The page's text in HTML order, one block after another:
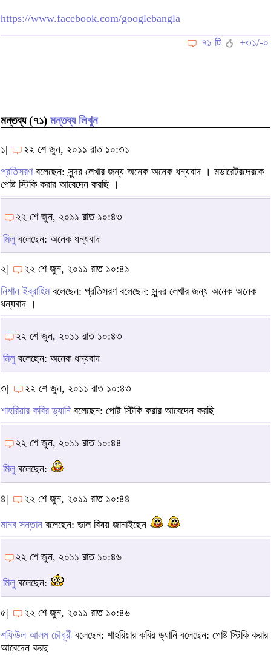
https://www.facebook.com/googlebangla
৭১ টি
+৩১/-০
মন্তব্য (৭১) মন্তব্য লিখুন
১|
২২ শে জুন, ২০১১ রাত ১০:৩১
প্রতিসরণবলেছেন: সুন্দর লেখার জন্য অনেক অনেক ধন্যবাদ । মডারেটরদেরকে
পোষ্ট স্টিকি করার আবেদেন করছি ।
২২ শে জুন, ২০১১ রাত ১০:৪৩
মিলু বলেছেন: অনেক ধন্যবাদ
২|
২২ শে জুন, ২০১১ রাত ১০:৪১
নিশান ইব্রাহিমবলেছেন: প্রতিসরণ বলেছেন: সুন্দর লেখার জন্য অনেক অনেক
ধন্যবাদ ।
২২ শে জুন, ২০১১ রাত ১০:৪৩
মিলু বলেছেন: অনেক ধন্যবাদ
৩|
২২ শে জুন, ২০১১ রাত ১০:৪৩
শাহরিয়ার কবির ড্যানি বলেছেন: পোষ্ট স্টিকি করার আবেদেন করছি
২২ শে জুন, ২০১১ রাত ১০:৪৪
মিলু বলেছেন:
৪| ২২ শে জুন, ২০১১ রাত ১০:৪৪
মানব সন্তান বলেছেন: ভাল বিষয় জানাইছেন
২২ শে জুন, ২০১১ রাত ১০:৪৬
মিলু বলেছেন:
৫|
২২ শে জুন, ২০১১ রাত ১০:৪৬
শফিউল আলম চৌধূরীবলেছেন: শাহরিয়ার কবির ড্যানি বলেছেন: পোষ্ট স্টিকি করার
আবেদেন করছ